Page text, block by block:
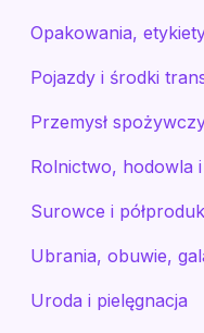
Opakowania,
Pojazdy i środki
Przemysł
Rolnictwo, hodowla
Surowce i
Ubrania, obuwie,
Uroda i pielęgnacja